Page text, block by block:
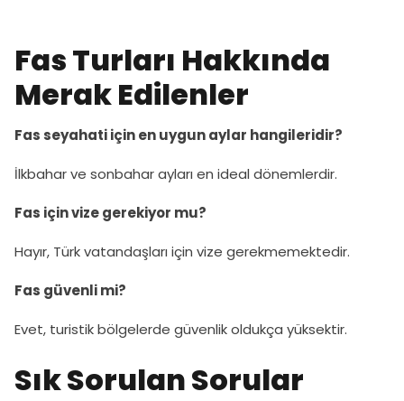
Fas Turları Hakkında
Merak Edilenler
Fas seyahati için en uygun aylar hangileridir?
İlkbahar ve sonbahar ayları en ideal dönemlerdir.
Fas için vize gerekiyor mu?
Hayır, Türk vatandaşları için vize gerekmemektedir.
Fas güvenli mi?
Evet, turistik bölgelerde güvenlik oldukça yüksektir.
Sık Sorulan Sorular